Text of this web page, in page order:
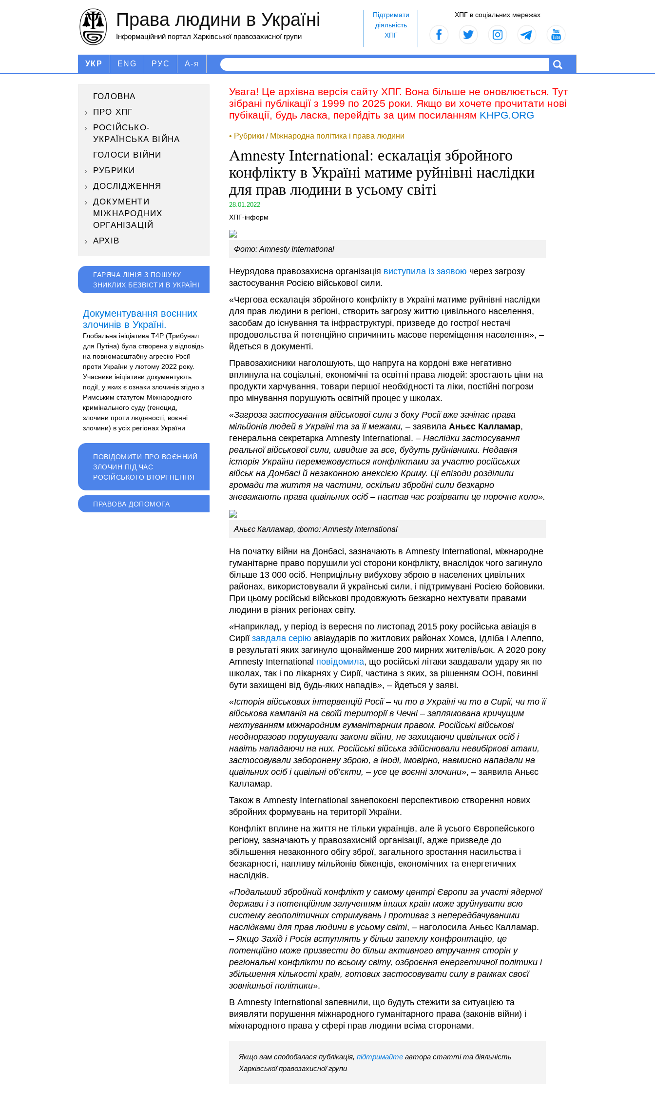
ХПГ в соціальних мережах
Підтримати
діяльність
ХПГ
Права людини в Україні
Інформаційний портал Харківської правозахисної групи
УКР ENG РУС А-я
ГОЛОВНА
ПРО ХПГ
РОСІЙСЬКО-
УКРАЇНСЬКА ВІЙНА
ГОЛОСИ ВІЙНИ
РУБРИКИ
ДОСЛІДЖЕННЯ
ДОКУМЕНТИ
МІЖНАРОДНИХ
ОРГАНІЗАЦІЙ
АРХІВ
ГАРЯЧА ЛІНІЯ З ПОШУКУ
ЗНИКЛИХ БЕЗВІСТИ В УКРАЇНІ
Документування воєнних
злочинів в Україні.
Глобальна ініціатива T4P (Трибунал
для Путіна) була створена у відповідь
на повномасштабну агресію Росії
проти України у лютому 2022 року.
Учасники ініціативи документують
події, у яких є ознаки злочинів згідно з
Римським статутом Міжнародного
кримінального суду (геноцид,
злочини проти людяності, воєнні
злочини) в усіх регіонах України
ПОВІДОМИТИ ПРО ВОЄННИЙ
ЗЛОЧИН ПІД ЧАС
РОСІЙСЬКОГО ВТОРГНЕННЯ
ПРАВОВА ДОПОМОГА
Увага! Це архівна версія сайту ХПГ. Вона більше не оновлюється. Тут
зібрані публікації з 1999 по 2025 роки. Якщо ви хочете прочитати нові
пубікації, будь ласка, перейдіть за цим посиланням KHPG.ORG
• Рубрики / Міжнародна політика і права людини
Amnesty International: ескалація збройного
конфлікту в Україні матиме руйнівні наслідки
для прав людини в усьому світі
28.01.2022
ХПГ-інформ
Фото: Amnesty International
Неурядова правозахисна організація виступила із заявою через загрозу
застосування Росією військової сили.
«Чергова ескалація збройного конфлікту в Україні матиме руйнівні наслідки
для прав людини в регіоні, створить загрозу життю цивільного населення,
засобам до існування та інфраструктурі, призведе до гострої нестачі
продовольства й потенційно спричинить масове переміщення населення», –
йдеться в документі.
Правозахисники наголошують, що напруга на кордоні вже негативно
вплинула на соціальні, економічні та освітні права людей: зростають ціни на
продукти харчування, товари першої необхідності та ліки, постійні погрози
про мінування порушують освітній процес у школах.
«Загроза застосування військової сили з боку Росії вже зачіпає права
мільйонів людей в Україні та за її межами, – заявила Аньєс Калламар,
генеральна секретарка Amnesty International. – Наслідки застосування
реальної військової сили, швидше за все, будуть руйнівними. Недавня
історія України перемежовується конфліктами за участю російських
військ на Донбасі й незаконною анексією Криму. Ці епізоди розділили
громади та життя на частини, оскільки збройні сили безкарно
зневажають права цивільних осіб – настав час розірвати це порочне коло».
Аньєс Калламар, фото: Amnesty International
На початку війни на Донбасі, зазначають в Amnesty International, міжнародне
гуманітарне право порушили усі сторони конфлікту, внаслідок чого загинуло
більше 13 000 осіб. Неприцільну вибухову зброю в населених цивільних
районах, використовували й українські сили, і підтримувані Росією бойовики.
При цьому російські військові продовжують безкарно нехтувати правами
людини в різних регіонах світу.
«Наприклад, у період із вересня по листопад 2015 року російська авіація в
Сирії завдала серію авіаударів по житлових районах Хомса, Ідліба і Алеппо,
в результаті яких загинуло щонайменше 200 мирних жителів/ьок. А 2020 року
Amnesty International повідомила, що російські літаки завдавали удару як по
школах, так і по лікарнях у Сирії, частина з яких, за рішенням ООН, повинні
бути захищені від будь-яких нападів», – йдеться у заяві.
«Історія військових інтервенцій Росії – чи то в Україні чи то в Сирії, чи то її
військова кампанія на своїй території в Чечні – заплямована кричущим
нехтуванням міжнародним гуманітарним правом. Російські військові
неодноразово порушували закони війни, не захищаючи цивільних осіб і
навіть нападаючи на них. Російські війська здійснювали невибіркові атаки,
застосовували заборонену зброю, а іноді, імовірно, навмисно нападали на
цивільних осіб і цивільні об’єкти, – усе це воєнні злочини», – заявила Аньєс
Калламар.
Також в Amnesty International занепокоєні перспективою створення нових
збройних формувань на території України.
Конфлікт вплине на життя не тільки українців, але й усього Європейського
регіону, зазначають у правозахисній організації, адже призведе до
збільшення незаконного обігу зброї, загального зростання насильства і
безкарності, напливу мільйонів біженців, економічних та енергетичних
наслідків.
«Подальший збройний конфлікт у самому центрі Європи за участі ядерної
держави і з потенційним залученням інших країн може зруйнувати всю
систему геополітичних стримувань і противаг з непередбачуваними
наслідками для прав людини в усьому світі, – наголосила Аньєс Калламар.
–Якщо Захід і Росія вступлять у більш запеклу конфронтацію, це
потенційно може призвести до більш активного втручання сторін у
регіональні конфлікти по всьому світу, озброєння енергетичної політики і
збільшення кількості країн, готових застосовувати силу в рамках своєї
зовнішньої політики».
В Amnesty International запевнили, що будуть стежити за ситуацією та
виявляти порушення міжнародного гуманітарного права (законів війни) і
міжнародного права у сфері прав людини всіма сторонами.
Якщо вам сподобалася публікація, підтримайте автора статті та діяльність
Харківської правозахисної групи